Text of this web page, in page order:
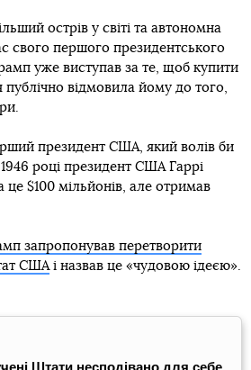
острів у світі та автономна
свого першого президентського
уже виступав за те, щоб купити
публічно відмовила йому до того,
президент США, який волів би
році президент США Гаррі
$100 мільйонів, але отримав
запропонував перетворити
СШАі назвав це «чудовою ідеєю».
Штати несподівано для себе